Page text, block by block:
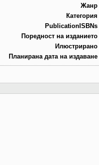
Жанр
Категория
PublicationISBNs
Поредност на изданието
Илюстрирано
Планирана дата на издаване